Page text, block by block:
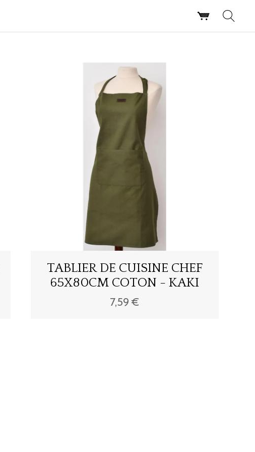
TABLIER DE CUISINE CHEF
65X80CM COTON - KAKI
7,59 €